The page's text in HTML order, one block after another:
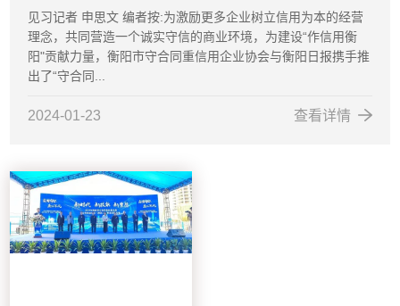
见习记者 申思文 编者按:为激励更多企业树立信用为本的经营
理念，共同营造一个诚实守信的商业环境，为建设“作信用衡
阳"贡献力量，衡阳市守合同重信用企业协会与衡阳日报携手推
出了“守合同...
2024-01-23 查看详情